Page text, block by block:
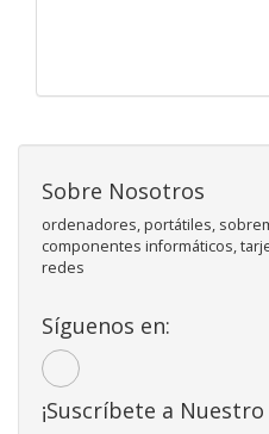
Sobre Nosotros
ordenadores, portátiles,
componentes informáticos,
redes
Síguenos en:
¡Suscríbete a